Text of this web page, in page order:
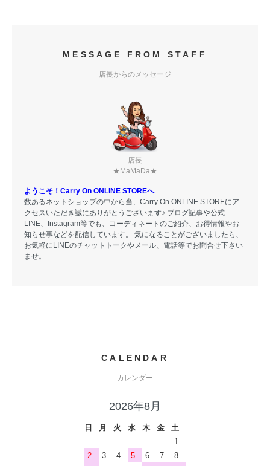
MESSAGE FROM STAFF
店長からのメッセージ
店長
★MaMaDa★
ようこそ！Carry On ONLINE STOREへ
数あるネットショップの中から当、Carry On ONLINE STOREにア
クセスいただき誠にありがとうございます♪ ブログ記事や公式
LINE、Instagram等でも、コーディネートのご紹介、お得情報やお
知らせ事などを配信しています。 気になることがございましたら、
お気軽にLINEのチャットトークやメール、電話等でお問合せ下さい
ませ。
CALENDAR
カレンダー
2026年8月
日 月 火 水 木 金
土
1
2
3 4 5 6 7
8